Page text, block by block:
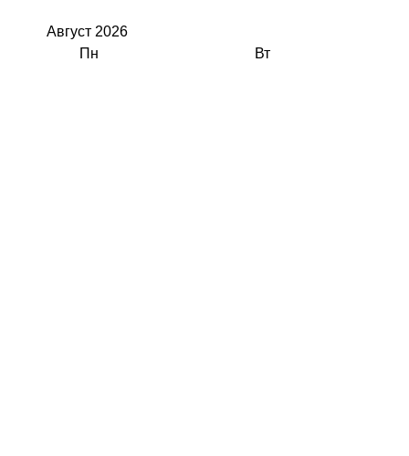
Август 2026
Пн
Вт